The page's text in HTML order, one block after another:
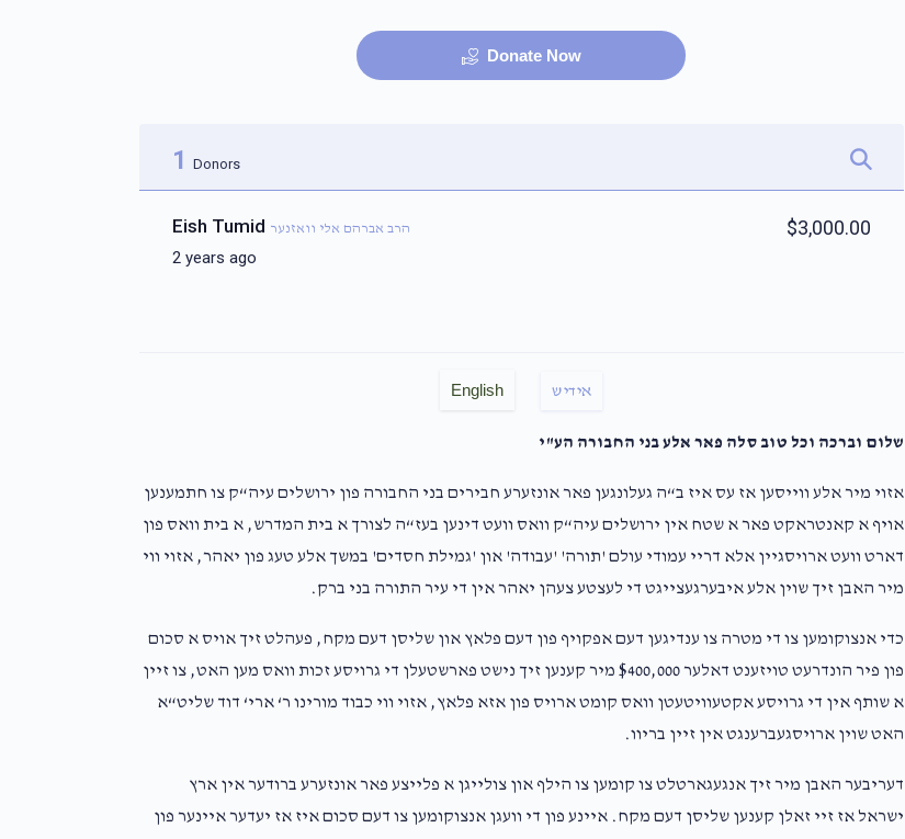
Donate Now
1 Donors
Eish Tumid הרב אברהם אלי וואזנער
2 years ago
$3,000.00
English אידיש
שלום וברכה וכל טוב סלה פאר אלע בני החבורה הע"י
אזוי מיר אלע ווייסען אז עס איז ב“ה געלונגען פאר אונזערע חבירים בני החבורה פון ירושלים עיה“ק צו חתמענען
אויף א קאנטראקט פאר א שטח אין ירושלים עיה“ק וואס וועט דינען בעז“ה לצורך א בית המדרש, א בית וואס פון
דארט וועט ארויסגיין אלא דריי עמודי עולם 'תורה' 'עבודה' און 'גמילת חסדים' במשך אלע טעג פון יאהר, אזוי ווי
מיר האבן זיך שוין אלע איבערגעצייגט די לעצטע צעהן יאהר אין די עיר התורה בני ברק.
כדי אנצוקומען צו די מטרה צו ענדיגען דעם אפקויף פון דעם פלאץ און שליסן דעם מקח, פעהלט זיך אויס א סכום
פון פיר הונדרעט טויזענט דאלער $400,000 מיר קענען זיך נישט פארשטעלן די גרויסע זכות וואס מען האט, צו זיין
א שותף אין די גרויסע אקטעוויטעטן וואס קומט ארויס פון אזא פלאץ, אזוי ווי כבוד מורינו ר‘ ארי‘ דוד שליט“א
האט שוין ארויסגעברענגט אין זיין בריוו.
דעריבער האבן מיר זיך אנגעגארטלט צו קומען צו הילף און צולייגן א פלייצע פאר אונזערע ברודער אין ארץ
ישראל אז זיי זאלן קענען שליסן דעם מקח. איינע פון די וועגן אנצוקומען צו דעם סכום איז אז יעדער איינער פון